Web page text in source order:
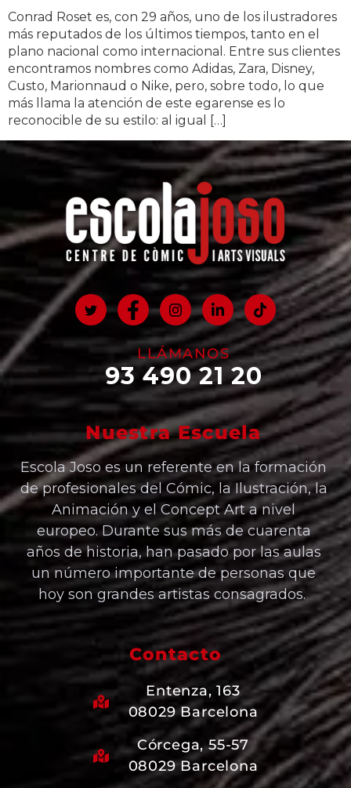
Conrad Roset es, con 29 años, uno de los ilustradores
más reputados de los últimos tiempos, tanto en el
plano nacional como internacional. Entre sus clientes
encontramos nombres como Adidas, Zara, Disney,
Custo, Marionnaud o Nike, pero, sobre todo, lo que
más llama la atención de este egarense es lo
reconocible de su estilo: al igual […]
LLÁMANOS
93 490 21 20
Nuestra Escuela
Escola Joso es un referente en la formación
de profesionales del Cómic, la Ilustración, la
Animación y el Concept Art a nivel
europeo. Durante sus más de cuarenta
años de historia, han pasado por las aulas
un número importante de personas que
hoy son grandes artistas consagrados.
Contacto
Entenza, 163
08029 Barcelona
Córcega, 55-57
08029 Barcelona